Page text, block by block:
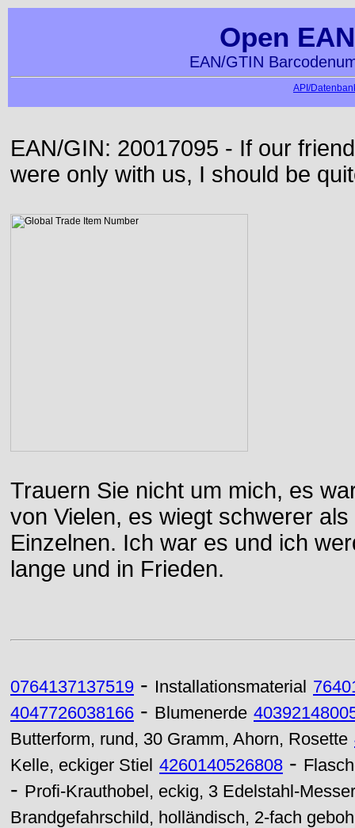
Open
EAN/GTIN
API/
EAN/GIN: 20017095 - If our
were only with us, I should be
Trauern Sie nicht um mich, es
von Vielen, es wiegt schwerer
Einzelnen. Ich war es und ich
lange und in Frieden.
0764137137519 - Installationsmaterial
4047726038166 - Blumenerde
Butterform, rund, 30 Gramm, Ahorn, Rosette
Kelle, eckiger Stiel 4260140526808 -
- Profi-Krauthobel, eckig, 3 Edelstahl-
Brandgefahrschild, holländisch, 2-fach